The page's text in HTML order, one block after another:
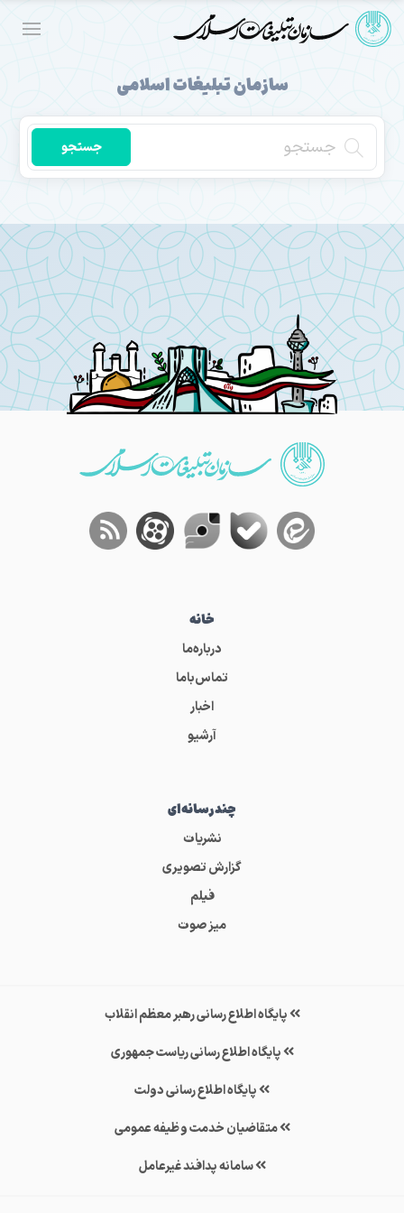
سازمان تبلیغات اسلامی
جستجو
خانه
درباره‌ما
تماس‌باما
اخبار
آرشیو
چندرسانه‌ای
نشریات
گزارش تصویری
فیلم
میز صوت
پایگاه اطلاع رسانی رهبر معظم انقلاب
پایگاه اطلاع رسانی ریاست جمهوری
پایگاه اطلاع رسانی دولت
متقاضیان خدمت وظیفه عمومی
سامانه پدافند غیرعامل